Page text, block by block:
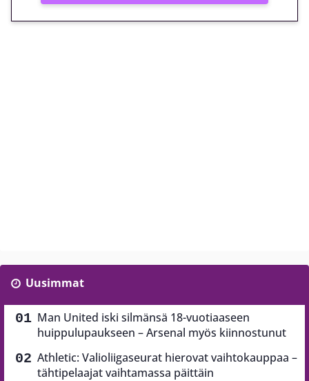
Uusimmat
Man United iski silmänsä 18-vuotiaaseen
huippulupaukseen – Arsenal myös kiinnostunut
Athletic: Valioliigaseurat hierovat vaihtokauppaa –
tähtipelaajat vaihtamassa päittäin